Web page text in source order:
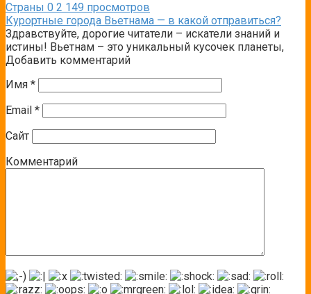
Страны 0 2 149 просмотров
Курортные города Вьетнама — в какой отправиться?
Здравствуйте, дорогие читатели – искатели знаний и
истины! Вьетнам – это уникальный кусочек планеты,
Добавить комментарий
Имя *
Email *
Сайт
Комментарий